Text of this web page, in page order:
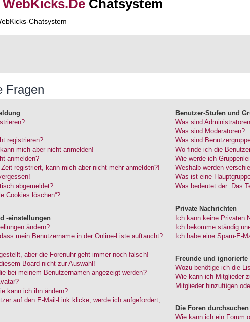
Chatsystem
Chatsystem
Fragen
registrieren?
mich aber nicht anmelden!
anmelden?
registriert, kann mich aber nicht mehr anmelden?!
abgemeldet?
Cookies löschen“?
-einstellungen
ändern?
mein Benutzername in der Online-Liste auftaucht?
aber die Forenuhr geht immer noch falsch!
Board nicht zur Auswahl!
bei meinem Benutzernamen angezeigt werden?
kann ich ihn ändern?
auf den E-Mail-Link klicke, werde ich aufgefordert,
Benutzer-Stufen und
Was sind
Was sind Moderatoren?
Was sind
Wo finde ich die
Wie werde ich
Weshalb werden
Was ist eine
Was bedeutet der „Das
Private Nachrichten
Ich kann keine Privaten
Ich bekomme ständig
Ich habe eine Spam-E-
Freunde und
Wozu benötige ich die
Wie kann ich Mitglieder
Mitglieder hinzufügen
Die Foren durchsuchen
Wie kann ich ein Forum